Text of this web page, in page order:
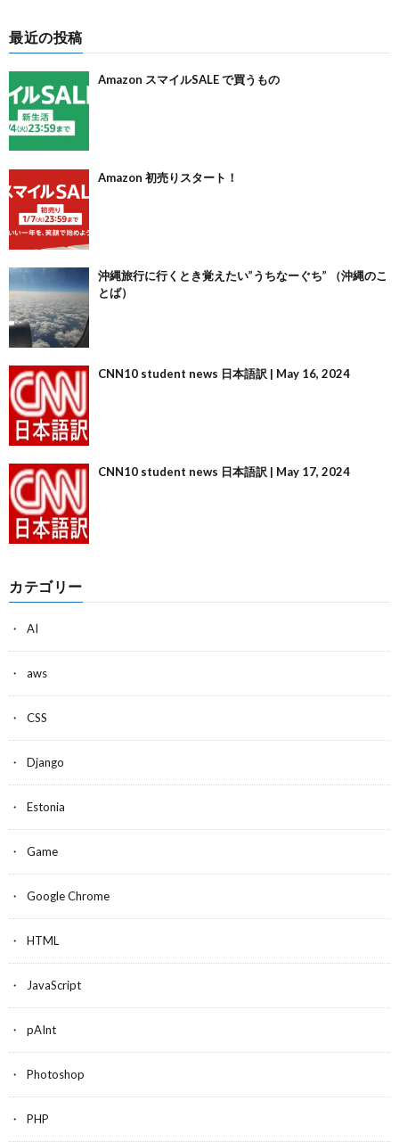
最近の投稿
Amazon スマイルSALE で買うもの
Amazon 初売りスタート！
沖縄旅行に行くとき覚えたい”うちなーぐち” （沖縄のこ
とば）
CNN10 student news 日本語訳 | May 16, 2024
CNN10 student news 日本語訳 | May 17, 2024
カテゴリー
AI
aws
CSS
Django
Estonia
Game
Google Chrome
HTML
JavaScript
pAInt
Photoshop
PHP